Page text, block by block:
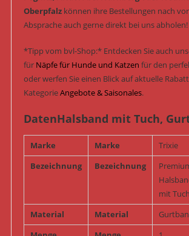
Oberpfalzkönnen ihre Bestellungen nach
Absprache auch gerne direkt bei uns abholen!
*Tipp vom bvl-Shop:* Entdecken Sie auch
für Näpfe für Hunde und Katzen für den
oder werfen Sie einen Blick auf aktuelle
KategorieAngebote & Saisonales.
DatenHalsband mit Tuch,
Marke Marke
Trixie
Bezeichnung
Bezeichnung
mit Tuch
Material
Material